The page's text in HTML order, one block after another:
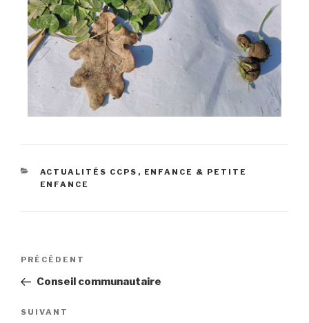
ACTUALITÉS CCPS , ENFANCE & PETITE
ENFANCE
PRÉCÉDENT
Conseil communautaire
SUIVANT